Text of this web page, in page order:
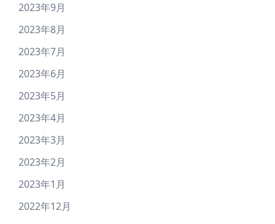
2023年9月
2023年8月
2023年7月
2023年6月
2023年5月
2023年4月
2023年3月
2023年2月
2023年1月
2022年12月